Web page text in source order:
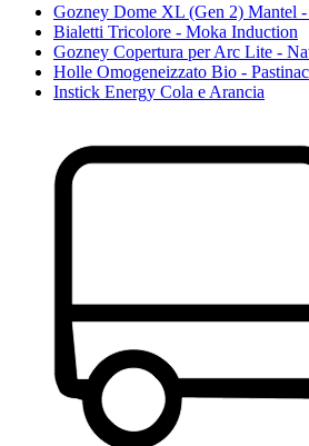
Gozney Dome XL (Gen 2) Mantel
Bialetti Tricolore - Moka Induction
Gozney Copertura per Arc Lite -
Holle Omogeneizzato Bio -
Instick Energy Cola e Arancia